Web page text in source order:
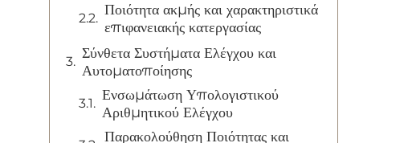
Ποιότητα ακμής και χαρακτηριστικά
επιφανειακής κατεργασίας
Σύνθετα Συστήματα Ελέγχου και
Αυτοματοποίησης
Ενσωμάτωση Υπολογιστικού
Αριθμητικού Ελέγχου
Παρακολούθηση Ποιότητας και